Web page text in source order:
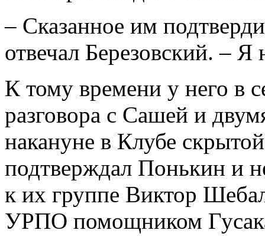
– Сказанное им
отвечал Березовский. – Я
К тому времени у него в
разговора с Сашей и
накануне в Клубе
подтверждал Понькин и
к их группе Виктор
УРПО помощником